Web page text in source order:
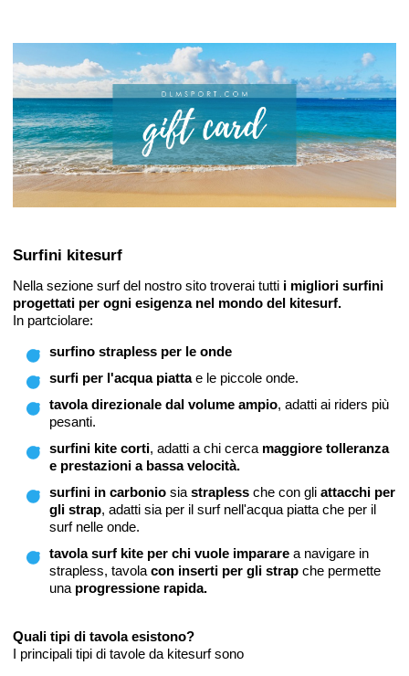
Surfini kitesurf
Nella sezione surf del nostro sito troverai tutti i migliori surfini
progettati per ogni esigenza nel mondo del kitesurf.
In partciolare:
surfino strapless per le onde
surfi per l'acqua piattae le piccole onde.
tavola direzionale dal volume ampio, adatti ai riders più
pesanti.
surfini kite corti, adatti a chi cerca maggiore tolleranza
e prestazioni a bassa velocità.
surfini in carbonio sia strapless che con gli attacchi per
gli strap, adatti sia per il surf nell'acqua piatta che per il
surf nelle onde.
tavola surf kite per chi vuole imparare a navigare in
strapless, tavola con inserti per gli strap che permette
una progressione rapida.
Quali tipi di tavola esistono?
I principali tipi di tavole da kitesurf sono